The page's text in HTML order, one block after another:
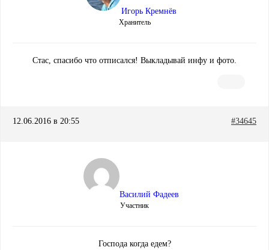
Игорь Кремнёв
Хранитель
Стас, спасибо что отписался! Выкладывай инфу и фото.
12.06.2016 в 20:55 #34645
Василий Фадеев
Участник
Господа когда едем?